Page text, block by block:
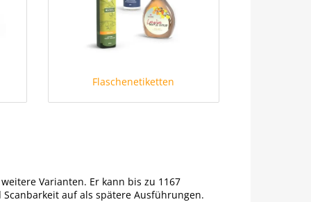
Flaschenetiketten
Varianten. Er kann bis zu 1167
auf als spätere Ausführungen.